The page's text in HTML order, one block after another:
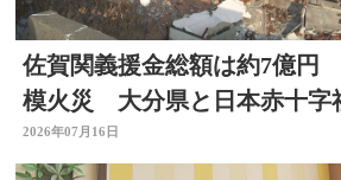
佐賀関義援金総額は約7億円
模火災 大分県と日本赤十字
受付
2026年07月16日